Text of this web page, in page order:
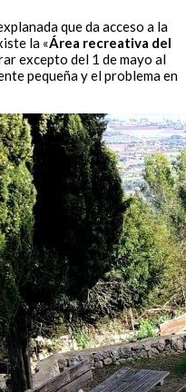
que da acceso a la
la «Área recreativa del
excepto del 1 de mayo al
pequeña y el problema en